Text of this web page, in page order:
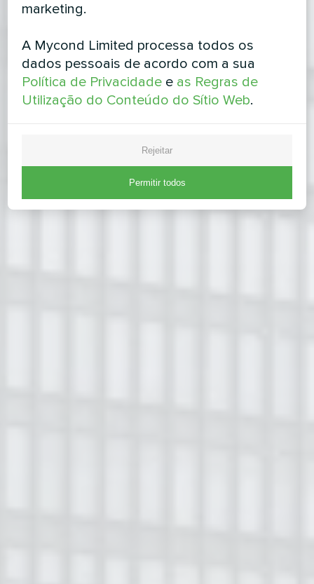
marketing.
A Mycond Limited processa todos os
dados pessoais de acordo com a sua
Política de Privacidade e as Regras de
Utilização do Conteúdo do Sítio Web.
Rejeitar
Permitir todos